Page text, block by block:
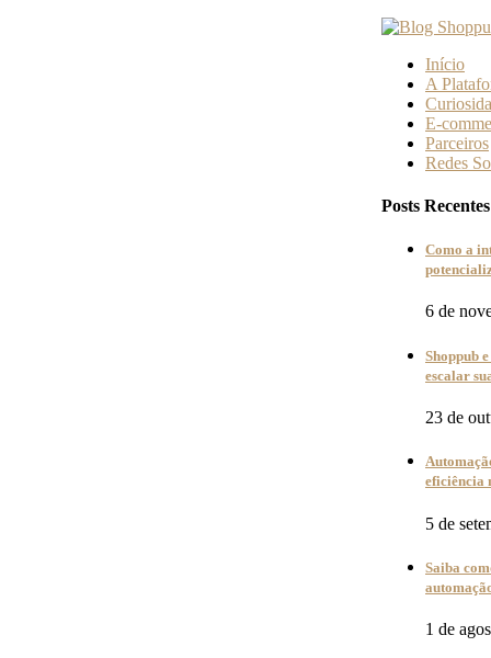
Início
A
E-
Parceiros
Redes
Posts Recentes
Como a
6 de
Shoppub
escalar
23 de
eficiência
5 de
Saiba
1 de